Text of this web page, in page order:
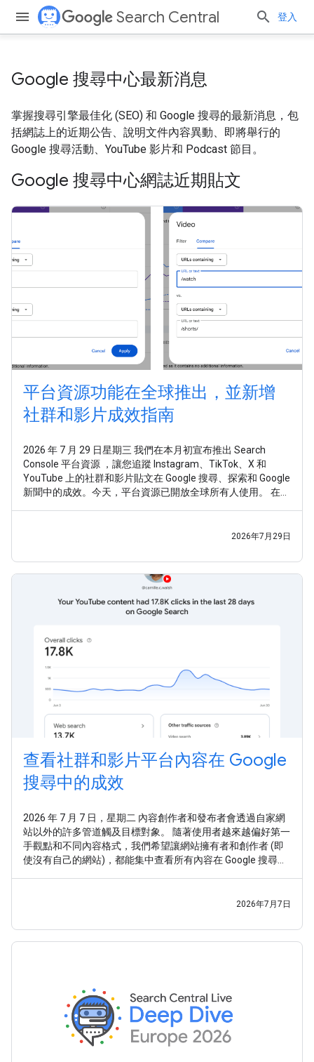
Search Central 登入
Google 搜尋中心最新消息
掌握搜尋引擎最佳化 (SEO) 和 Google 搜尋的最新消息，包
括網誌上的近期公告、說明文件內容異動、即將舉行的
Google 搜尋活動、YouTube 影片和 Podcast 節目。
Google 搜尋中心網誌近期貼文
平台資源功能在全球推出，並新增
社群和影片成效指南
2026 年 7 月 29 日星期三 我們在本月初宣布推出 Search
Console 平台資源 ，讓您追蹤 Instagram、TikTok、X 和
YouTube 上的社群和影片貼文在 Google 搜尋、探索和 Google
新聞中的成效。今天，平台資源已開放全球所有人使用。 在這
我們也發布了新指南，說明 如何分析社群和影片內容成效 。
2026年7月29日
查看社群和影片平台內容在 Google
搜尋中的成效
2026 年 7 月 7 日，星期二 內容創作者和發布者會透過自家網
站以外的許多管道觸及目標對象。 隨著使用者越來越偏好第一
手觀點和不同內容格式，我們希望讓網站擁有者和創作者 (即
使沒有自己的網站)，都能集中查看所有內容在 Google 搜尋中
創作者瞭解自己的社群和影片貼文在 Google 搜尋和探索中的
Google
2026年7月7日